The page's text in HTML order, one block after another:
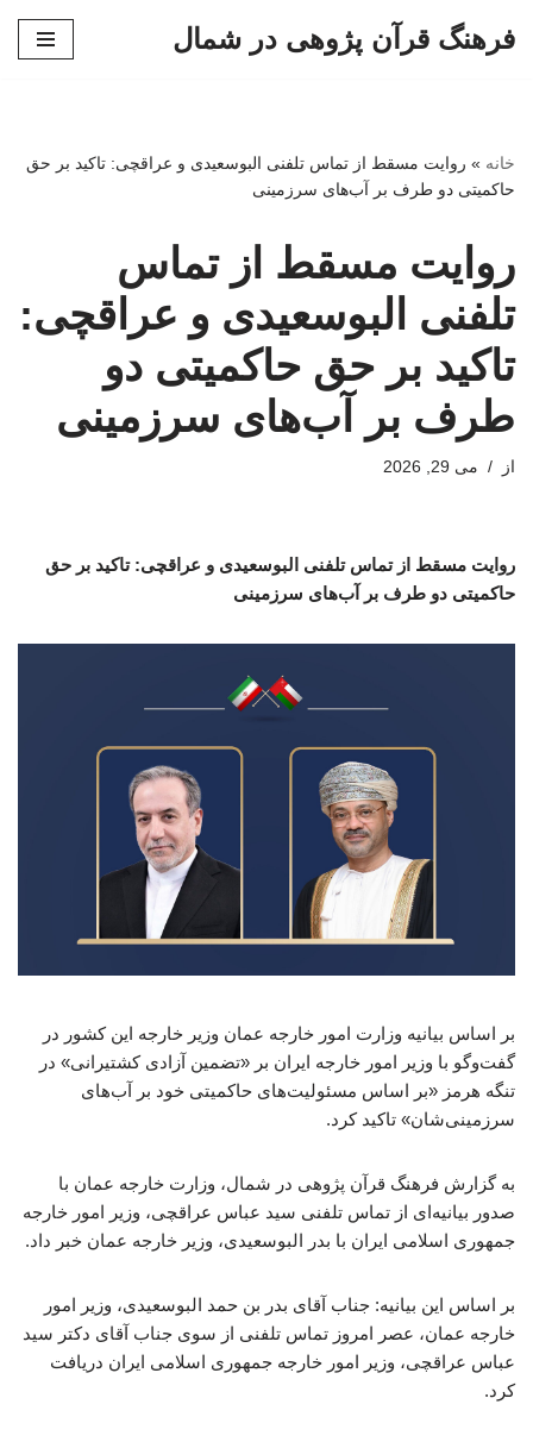
فرهنگ قرآن پژوهی در شمال
خانه » روایت مسقط از تماس تلفنی البوسعیدی و عراقچی: تاکید بر حق
حاکمیتی دو طرف بر آب‌های سرزمینی
روایت مسقط از تماس
تلفنی البوسعیدی و عراقچی:
تاکید بر حق حاکمیتی دو
طرف بر آب‌های سرزمینی
از می 29, 2026
روایت مسقط از تماس تلفنی البوسعیدی و عراقچی: تاکید بر حق
حاکمیتی دو طرف بر آب‌های سرزمینی
بر اساس بیانیه وزارت امور خارجه عمان وزیر خارجه این کشور در
گفت‌وگو با وزیر امور خارجه ایران بر «تضمین آزادی کشتیرانی» در
تنگه هرمز «بر اساس مسئولیت‌های حاکمیتی خود بر آب‌های
سرزمینی‌شان» تاکید کرد.
به گزارش فرهنگ قرآن پژوهی در شمال، وزارت خارجه عمان با
صدور بیانیه‌ای از تماس تلفنی سید عباس عراقچی، وزیر امور خارجه
جمهوری اسلامی ایران با بدر البوسعیدی، وزیر خارجه عمان خبر داد.
بر اساس این بیانیه: جناب آقای بدر بن حمد البوسعیدی، وزیر امور
خارجه عمان، عصر امروز تماس تلفنی از سوی جناب آقای دکتر سید
عباس عراقچی، وزیر امور خارجه جمهوری اسلامی ایران دریافت
کرد.